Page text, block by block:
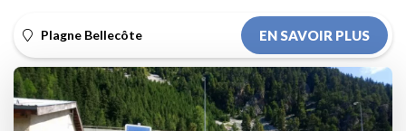
Plagne Bellecôte EN SAVOIR PLUS